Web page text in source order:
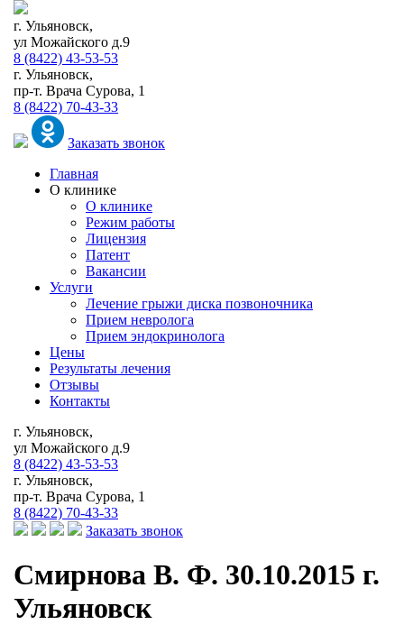
г. Ульяновск,
ул Можайского д.9
8 (8422) 43-53-53
г. Ульяновск,
пр-т. Врача Сурова, 1
8 (8422) 70-43-33
Заказать звонок
Главная
О клинике
О клинике
Режим работы
Лицензия
Патент
Вакансии
Услуги
Лечение грыжи диска позвоночника
Прием невролога
Прием эндокринолога
Цены
Результаты лечения
Отзывы
Контакты
г. Ульяновск,
ул Можайского д.9
8 (8422) 43-53-53
г. Ульяновск,
пр-т. Врача Сурова, 1
8 (8422) 70-43-33
Заказать звонок
Смирнова В. Ф. 30.10.2015 г.
Ульяновск